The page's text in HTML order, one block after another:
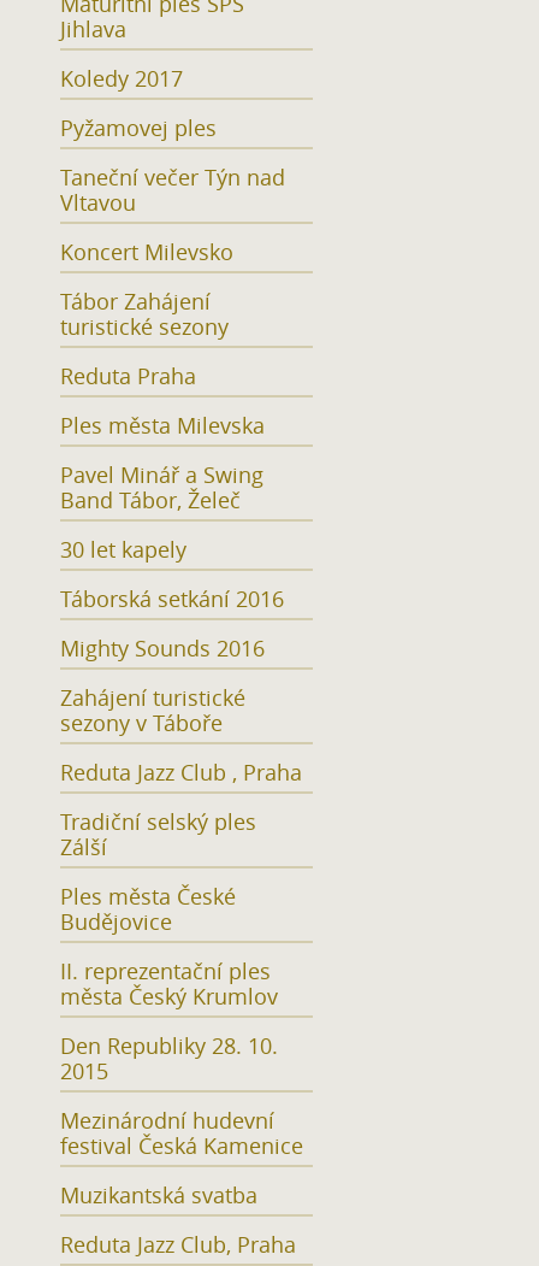
Jihlava
Koledy 2017
Pyžamovej ples
Taneční večer Týn nad
Vltavou
Koncert Milevsko
Tábor Zahájení
turistické sezony
Reduta Praha
Ples města Milevska
Pavel Minář a Swing
Band Tábor, Želeč
30 let kapely
Táborská setkání 2016
Mighty Sounds 2016
Zahájení turistické
sezony v Táboře
Reduta Jazz Club , Praha
Tradiční selský ples
Zálší
Ples města České
Budějovice
II. reprezentační ples
města Český Krumlov
Den Republiky 28. 10.
2015
Mezinárodní hudevní
festival Česká Kamenice
Muzikantská svatba
Reduta Jazz Club, Praha